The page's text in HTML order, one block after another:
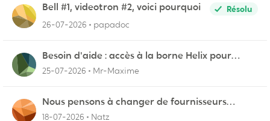
Bell #1, videotron #2, voici pourquoi
Résolu
26-07-2026
papadoc
Besoin d'aide : accès à la borne Helix pour
vérifier l'UPnP NAT Black Ops 2
25-07-2026 Mr-Maxime
Nous pensons à changer de fournisseurs…
18-07-2026 Natz